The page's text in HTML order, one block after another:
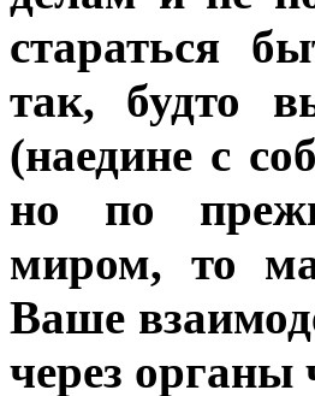
стараться
так, будто
(наедине с
но по
миром, то
Ваше
через органы